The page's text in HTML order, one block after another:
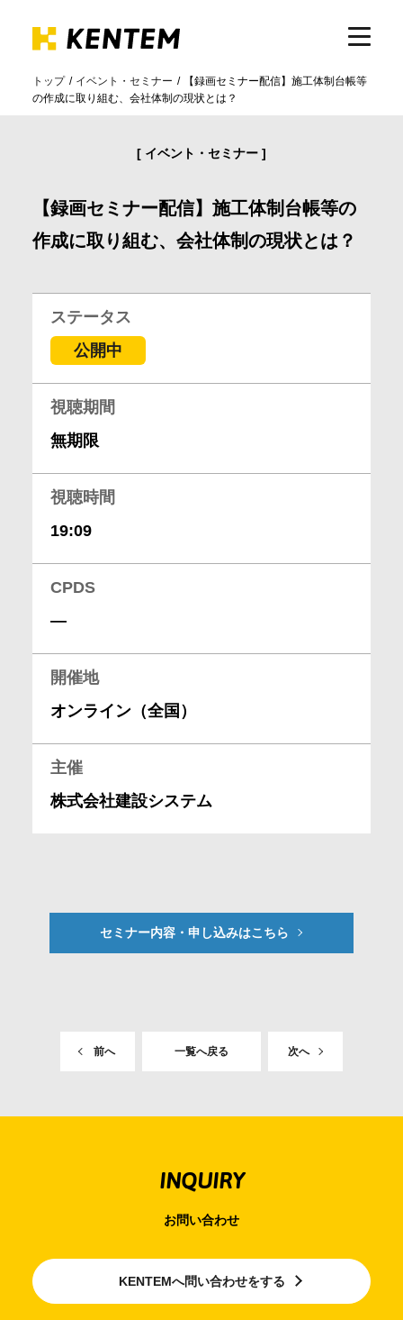
製品・サービス
導入事例
サポート
イベント・セミナー
採用情報
サイト内検索
トップ イベント・セミナー
【録画セミナー配信】施工体制台帳等
の作成に取り組む、会社体制の現状とは？
イベント・セミナー
【録画セミナー配信】施工体制台帳等の
作成に取り組む、会社体制の現状とは？
ステータス
公開中
視聴期間
無期限
視聴時間
19:09
CPDS
―
開催地
オンライン（全国）
主催
株式会社建設システム
セミナー内容・申し込みはこちら
前へ 一覧へ戻る 次へ
INQUIRY
お問い合わせ
KENTEMへ問い合わせをする